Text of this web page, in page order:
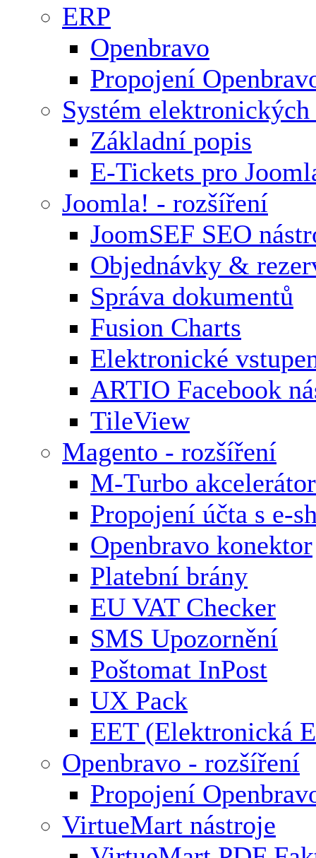
ERP
Openbravo
Propojení
Systém elektronických
Základní popis
E-Tickets pro
Joomla! - rozšíření
JoomSEF SEO
Objednávky &
Správa dokumentů
Fusion Charts
Elektronické
ARTIO Facebook
TileView
Magento - rozšíření
M-Turbo akcelerátor
Propojení účta s e-
Openbravo konektor
Platební brány
EU VAT Checker
SMS Upozornění
Poštomat InPost
UX Pack
EET (Elektronická
Openbravo - rozšíření
Propojení
VirtueMart nástroje